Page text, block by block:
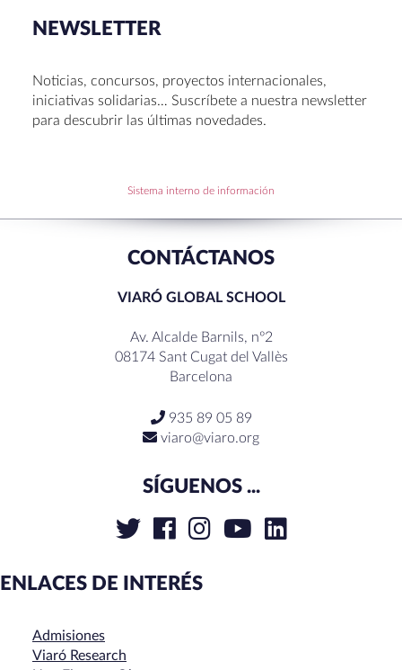
Congreso UNIV 2026
Hábitos saludables: 8 consejos prácticos para
disfrutar la Navidad.
RECENT COMMENTS
NEWSLETTER
Noticias, concursos, proyectos internacionales,
iniciativas solidarias… Suscríbete a nuestra newsletter
para descubrir las últimas novedades.
Sistema interno de información
CONTÁCTANOS
VIARÓ GLOBAL SCHOOL
Av. Alcalde Barnils, nº2
08174 Sant Cugat del Vallès
Barcelona
935 89 05 89
viaro@viaro.org
SÍGUENOS ...
ENLACES DE INTERÉS
Admisiones
Viaró Research